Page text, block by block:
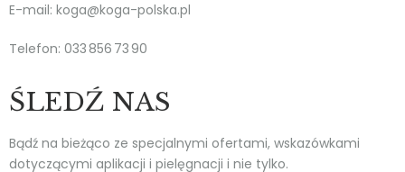
E-mail: koga@koga-polska.pl
Telefon: 033 856 73 90
ŚLEDŹ NAS
Bądź na bieżąco ze specjalnymi ofertami, wskazówkami
dotyczącymi aplikacji i pielęgnacji i nie tylko.